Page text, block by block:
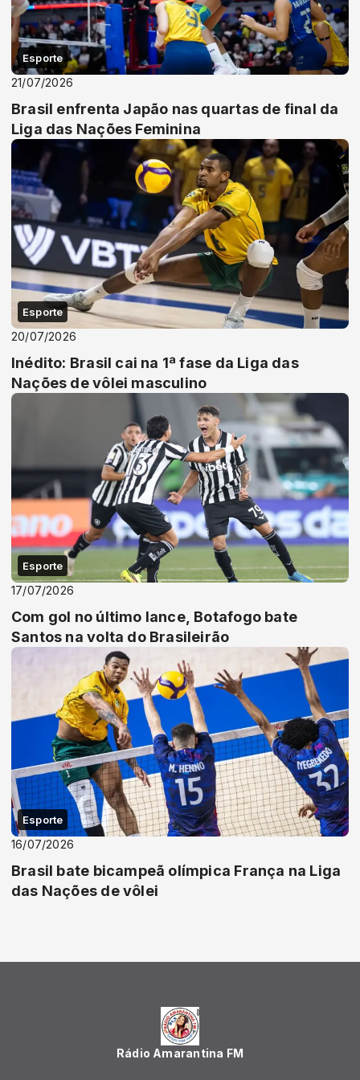
Esporte
21/07/2026
Brasil enfrenta Japão nas quartas de final da
Liga das Nações Feminina
Esporte
20/07/2026
Inédito: Brasil cai na 1ª fase da Liga das
Nações de vôlei masculino
Esporte
17/07/2026
Com gol no último lance, Botafogo bate
Santos na volta do Brasileirão
Esporte
16/07/2026
Brasil bate bicampeã olímpica França na Liga
das Nações de vôlei
Rádio Amarantina FM